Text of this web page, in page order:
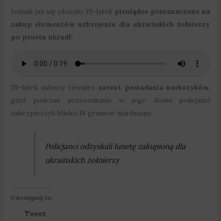
Jednak jak się okazało 39-latek pieniądze przeznaczone na
zakup elementów uzbrojenia dla ukraińskich żołnierzy
po prostu ukradł:
39-latek usłyszy również zarzut posiadania narkotyków
gdyż podczas przeszukania w jego domu policjanci
zabezpieczyli blisko 18 gramów marihuany.
Policjanci odzyskali lunetę zakupioną dla
ukraińskich żołnierzy
Udostępnij to:
Tweet